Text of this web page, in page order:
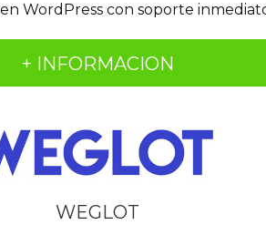
WordPress con soporte
+ INFORMACION
WEGLOT